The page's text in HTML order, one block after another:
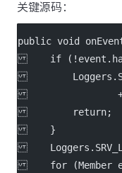
关键源码：
public void
if
+ "It may be
return;
}
for (Member